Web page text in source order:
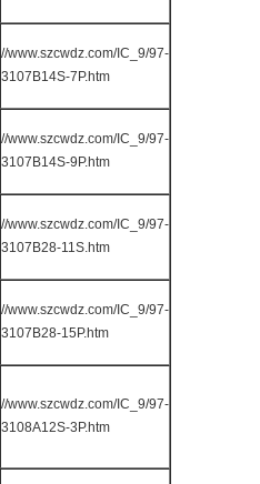
//www.szcwdz.com/IC_9/97-
3107B14S-7P.htm
//www.szcwdz.com/IC_9/97-
3107B14S-9P.htm
//www.szcwdz.com/IC_9/97-
3107B28-11S.htm
//www.szcwdz.com/IC_9/97-
3107B28-15P.htm
//www.szcwdz.com/IC_9/97-
3108A12S-3P.htm